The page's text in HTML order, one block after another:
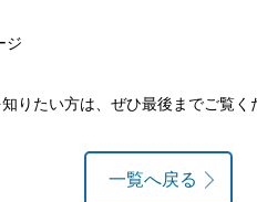
ジ
りたい方は、ぜひ最後までご覧く
一覧へ戻る